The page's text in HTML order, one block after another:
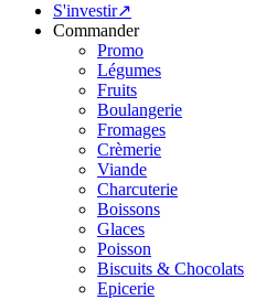
S'investir↗
Commander
Promo
Légumes
Fruits
Boulangerie
Fromages
Crèmerie
Viande
Charcuterie
Boissons
Glaces
Poisson
Biscuits & Chocolats
Epicerie